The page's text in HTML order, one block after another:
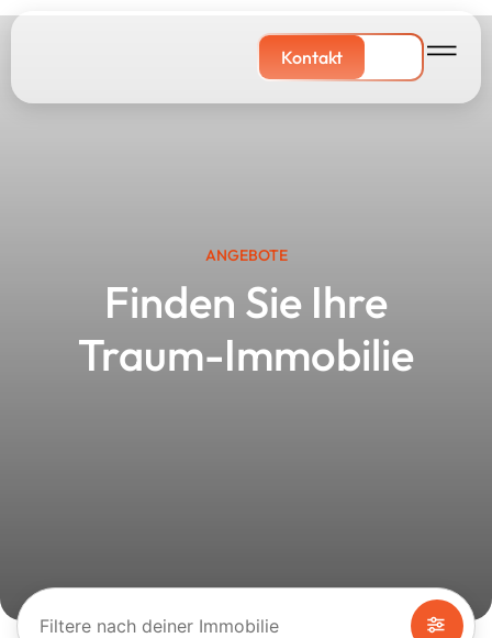
Kontakt
ANGEBOTE
Finden Sie Ihre
Traum-Immobilie
Filtere nach deiner Immobilie